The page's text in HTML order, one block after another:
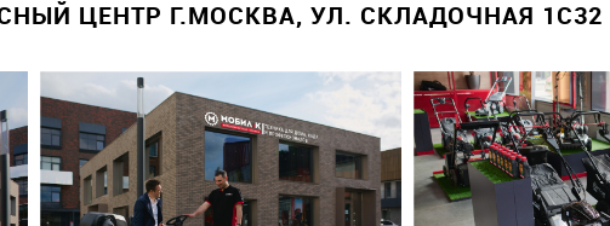
ЦЕНТР Г.МОСКВА, УЛ. СКЛАДОЧНАЯ 1С32